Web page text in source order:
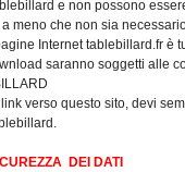
e non possono
meno che non sia
Internet tablebillard.fr è
saranno soggetti alle
verso questo sito, devi
DEI DATI